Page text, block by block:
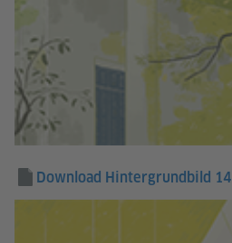
Download Hintergrundbild 14